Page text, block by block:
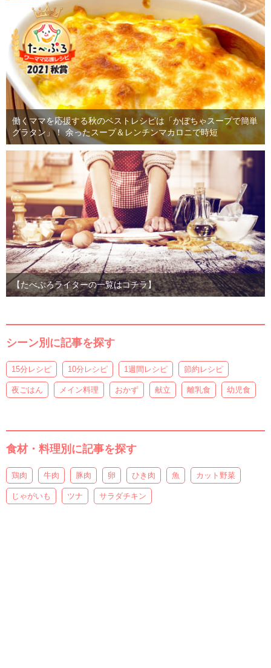
働くママを応援する秋のベストレシピは「かぼちゃスープで簡単
グラタン」！ 余ったスープ＆レンチンマカロニで時短
【たべぷろライターの一覧はコチラ】
シーン別に記事を探す
15分レシピ 10分レシピ 1週間レシピ 節約レシピ
夜ごはん メイン料理 おかず 献立 離乳食 幼児食
食材・料理別に記事を探す
鶏肉 牛肉 豚肉 卵 ひき肉 魚 カット野菜
じゃがいも ツナ サラダチキン